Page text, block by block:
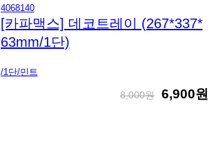
4068140
[카파맥스] 데코트레이 (267*337*
63mm/1단)
/1단/민트
8,000원 6,900원